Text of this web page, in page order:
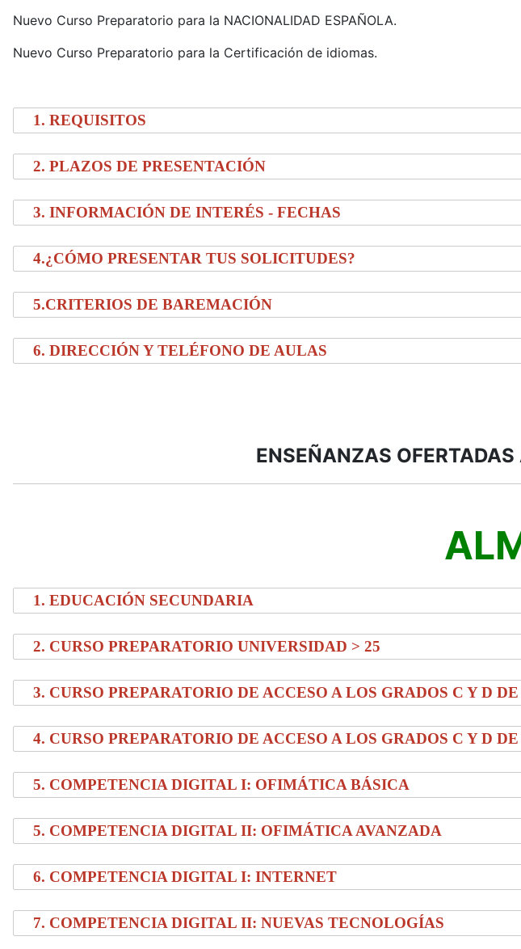
Nuevo Curso Preparatorio para la NACIONALIDAD ESPAÑOLA.
Nuevo Curso Preparatorio para la Certificación de idiomas.
1. REQUISITOS
2. PLAZOS DE PRESENTACIÓN
3. INFORMACIÓN DE INTERÉS - FECHAS
4.¿CÓMO PRESENTAR TUS SOLICITUDES?
5.CRITERIOS DE BAREMACIÓN
6. DIRECCIÓN Y TELÉFONO DE AULAS
ENSEÑANZAS
1. EDUCACIÓN SECUNDARIA
2. CURSO PREPARATORIO UNIVERSIDAD > 25
3. CURSO PREPARATORIO DE ACCESO A LOS GRADOS C Y D
4. CURSO PREPARATORIO DE ACCESO A LOS GRADOS C Y D
5. COMPETENCIA DIGITAL I: OFIMÁTICA BÁSICA
5. COMPETENCIA DIGITAL II: OFIMÁTICA AVANZADA
6. COMPETENCIA DIGITAL I: INTERNET
7. COMPETENCIA DIGITAL II: NUEVAS TECNOLOGÍAS